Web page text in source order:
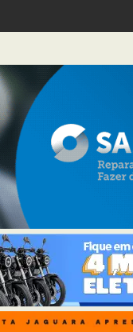
Itabirito